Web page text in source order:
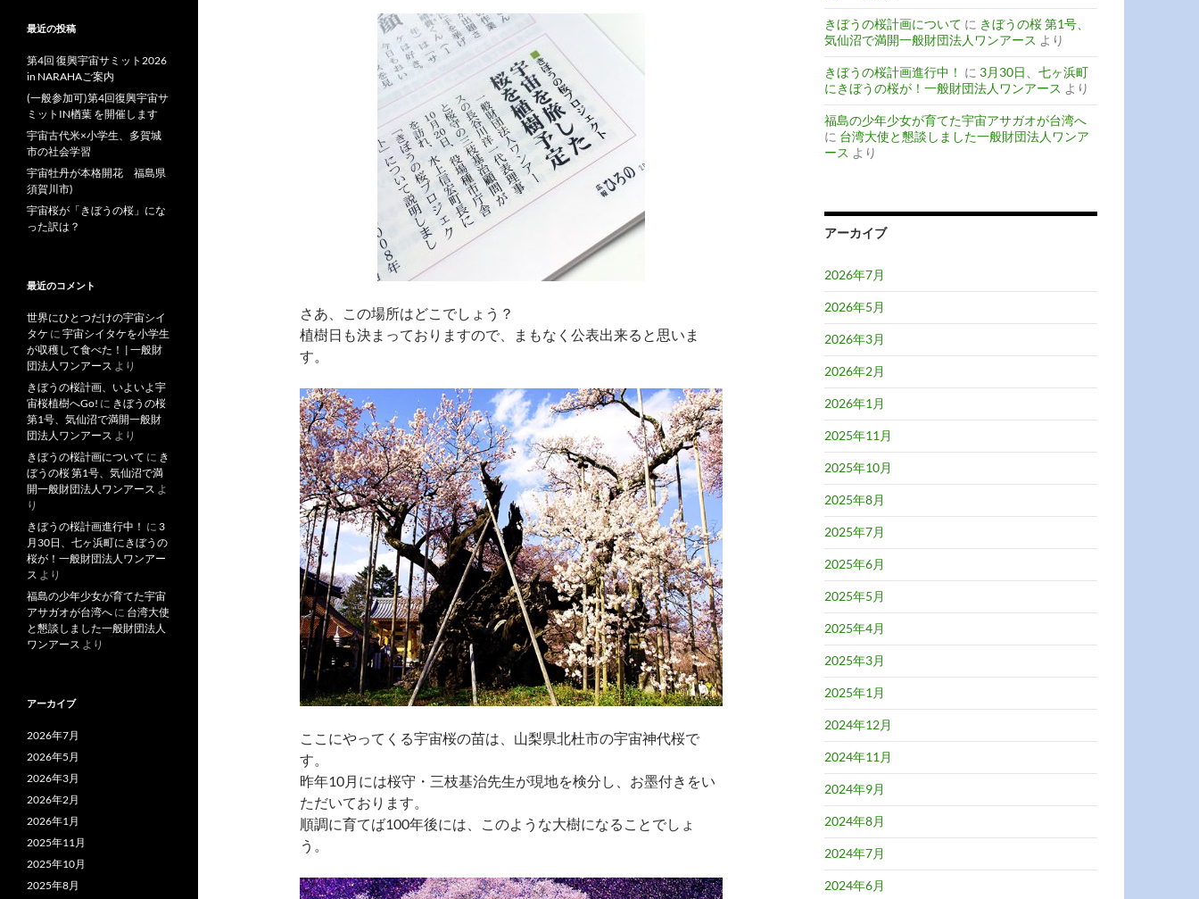
さあ、この場所はどこでしょう？
植樹日も決まっておりますので、まもなく公表出来ると思いま
す。
ここにやってくる宇宙桜の苗は、山梨県北杜市の宇宙神代桜で
す。
昨年10月には桜守・三枝基治先生が現地を検分し、お墨付きをい
ただいております。
順調に育てば100年後には、このような大樹になることでしょ
う。
きぼうの桜計画について に きぼうの桜 第1号、
気仙沼で満開一般財団法人ワンアース より
きぼうの桜計画進行中！ に 3月30日、七ヶ浜町
にきぼうの桜が！一般財団法人ワンアース より
福島の少年少女が育てた宇宙アサガオが台湾へ
に 台湾大使と懇談しました一般財団法人ワンア
ース より
アーカイブ
2026年7月
2026年5月
2026年3月
2026年2月
2026年1月
2025年11月
2025年10月
2025年8月
2025年7月
2025年6月
2025年5月
2025年4月
2025年3月
2025年1月
2024年12月
2024年11月
2024年9月
2024年8月
2024年7月
2024年6月
最近の投稿
第4回 復興宇宙サミット2026
in NARAHAご案内
(一般参加可)第4回復興宇宙サ
ミットIN楢葉 を開催します
宇宙古代米×小学生、多賀城
市の社会学習
宇宙牡丹が本格開花 福島県
須賀川市)
宇宙桜が「きぼうの桜」にな
った訳は？
最近のコメント
世界にひとつだけの宇宙シイ
タケ に 宇宙シイタケを小学生
が収穫して食べた！ | 一般財
団法人ワンアース より
きぼうの桜計画、いよいよ宇
宙桜植樹へGo! に きぼうの桜
第1号、気仙沼で満開一般財
団法人ワンアース より
きぼうの桜計画について に き
ぼうの桜 第1号、気仙沼で満
開一般財団法人ワンアース よ
り
きぼうの桜計画進行中！ に 3
月30日、七ヶ浜町にきぼうの
桜が！一般財団法人ワンアー
ス より
福島の少年少女が育てた宇宙
アサガオが台湾へ に 台湾大使
と懇談しました一般財団法人
ワンアース より
アーカイブ
2026年7月
2026年5月
2026年3月
2026年2月
2026年1月
2025年11月
2025年10月
2025年8月